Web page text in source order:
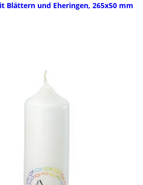
Blättern und Eheringen, 265x50 mm